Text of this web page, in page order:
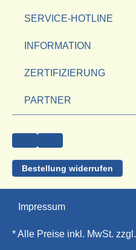
SERVICE-HOTLINE
INFORMATION
ZERTIFIZIERUNG
PARTNER
Bestellung widerrufen
Impressum
* Alle Preise inkl. MwSt. zzgl.